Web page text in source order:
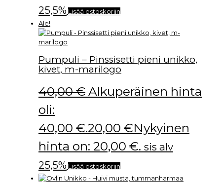
25,5% Lisää ostoskoriin
Ale!
Pumpuli – Pinssisetti pieni unikko,
kivet, m-marilogo
40,00€ Alkuperäinen hinta
oli:
40,00 €.20,00 €Nykyinen
hinta on: 20,00 €. sis alv
25,5% Lisää ostoskoriin